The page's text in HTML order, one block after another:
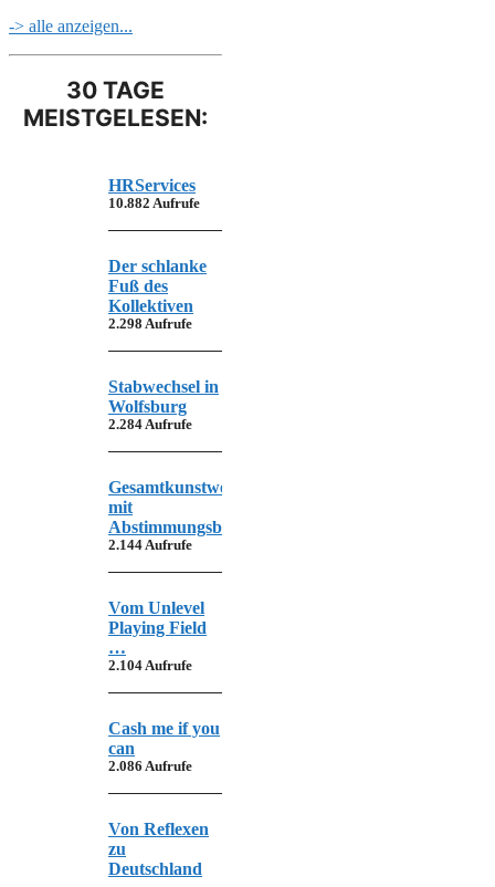
-> alle anzeigen...
30 TAGE
MEISTGELESEN:
HRServices
10.882 Aufrufe
Der schlanke
Fuß des
Kollektiven
2.298 Aufrufe
Stabwechsel in
Wolfsburg
2.284 Aufrufe
Gesamtkunstwerk
mit
Abstimmungsbedarf
2.144 Aufrufe
Vom Unlevel
Playing Field
…
2.104 Aufrufe
Cash me if you
can
2.086 Aufrufe
Von Reflexen
zu
Deutschland